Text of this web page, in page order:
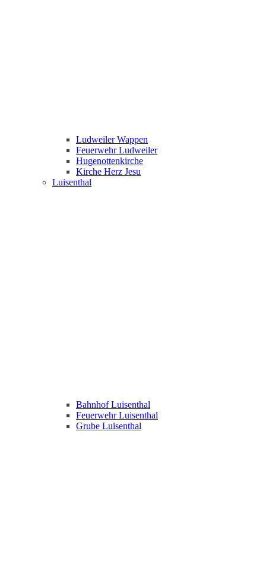
Ludweiler Wappen
Feuerwehr Ludweiler
Hugenottenkirche
Kirche Herz Jesu
Luisenthal
Bahnhof Luisenthal
Feuerwehr Luisenthal
Grube Luisenthal